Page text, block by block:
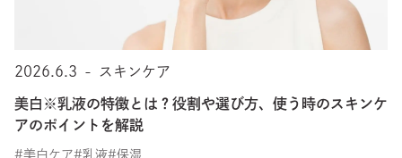
2026.6.3 - スキンケア
美白※乳液の特徴とは？役割や選び方、使う時のスキンケ
アのポイントを解説
#美白ケア#乳液#保湿